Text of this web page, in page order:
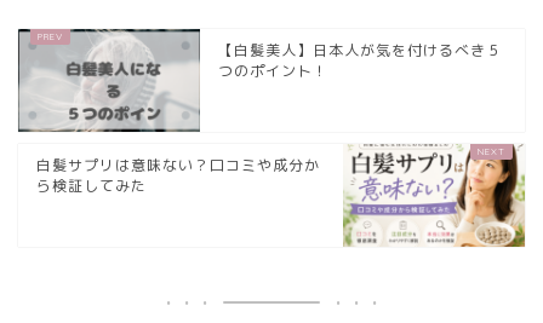
【白髪美人】日本人が気を付けるべき５
つのポイント！
白髪サプリは意味ない？口コミや成分か
ら検証してみた